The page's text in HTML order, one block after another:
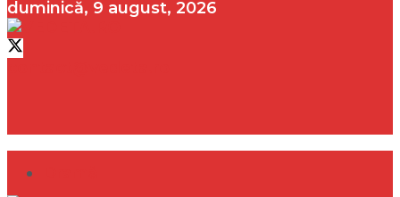
duminică, 9 august, 2026